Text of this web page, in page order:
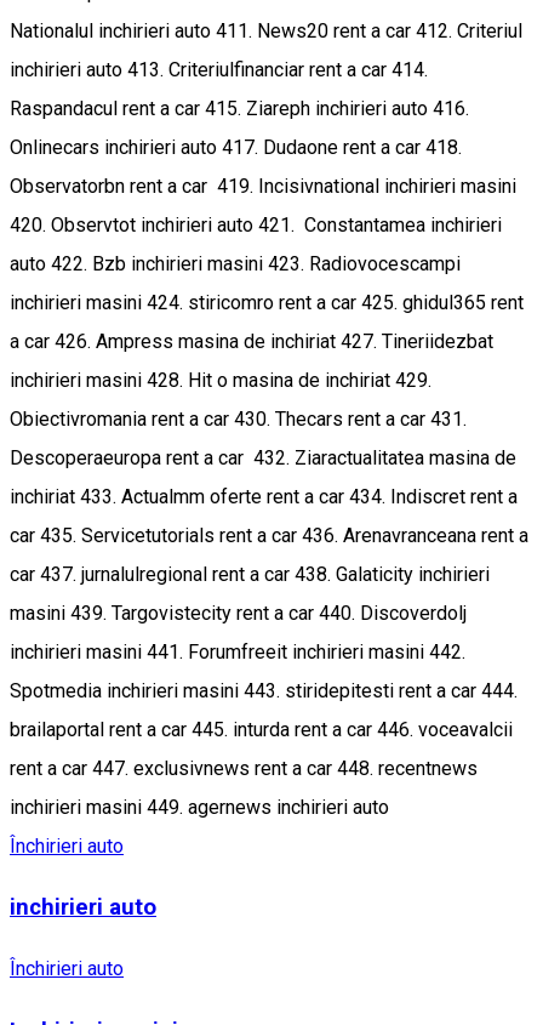
Închirieri auto
inchirieri auto
Închirieri auto